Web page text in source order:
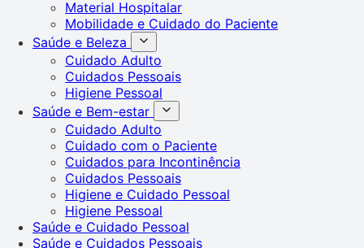
Material Hospitalar
Mobilidade e Cuidado do Paciente
Saúde e Beleza
Cuidado Adulto
Cuidados Pessoais
Higiene Pessoal
Saúde e Bem-estar
Cuidado Adulto
Cuidado com o Paciente
Cuidados para Incontinência
Cuidados Pessoais
Higiene e Cuidado Pessoal
Higiene Pessoal
Saúde e Cuidado Pessoal
Saúde e Cuidados Pessoais